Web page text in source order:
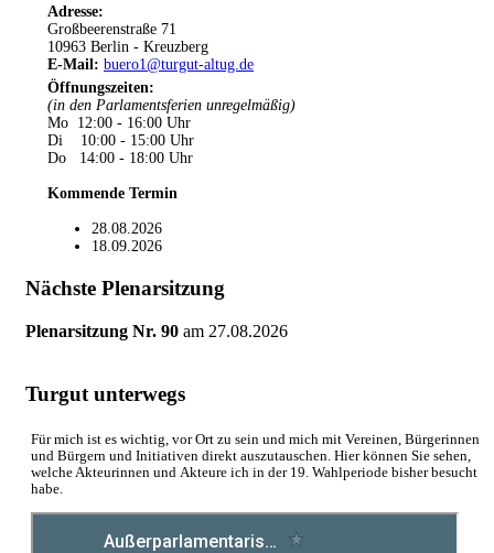
Adresse:
Großbeerenstraße 71
10963 Berlin - Kreuzberg
E-Mail: buero1@turgut-altug.de
Öffnungszeiten:
(in den Parlamentsferien unregelmäßig)
Mo 12:00 - 16:00 Uhr
Di 10:00 - 15:00 Uhr
Do 14:00 - 18:00 Uhr
Kommende Termin
28.08.2026
18.09.2026
Nächste Plenarsitzung
Plenarsitzung Nr. 90 am 27.08.2026
Turgut unterwegs
Für mich ist es wichtig, vor Ort zu sein und mich mit Vereinen, Bürgerinnen
und Bürgern und Initiativen direkt auszutauschen. Hier können Sie sehen,
welche Akteurinnen und Akteure ich in der 19. Wahlperiode bisher besucht
habe.